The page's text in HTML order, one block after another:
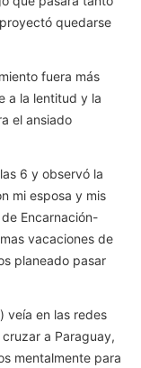
quedarse
fuera más
a la lentitud y la
el ansiado
6 y observó la
mi esposa y mis
Encarnación-
vacaciones de
planeado pasar
veía en las redes
a Paraguay,
mentalmente para